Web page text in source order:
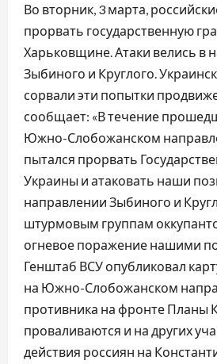
Во вторник, 3 марта,
прорвать государственную
Харьковщине. Атаки велись в
Зыбиного и Круглого.
сорвали эти попытки
сообщает: «В течение
Южно-Слобожанском
пытался прорвать
Украины и атаковать наши
направлении Зыбиного и
штурмовым группам
огневое поражение нашими
Генштаб ВСУ опубликовал
на Южно-Слобожанском
противника на фронте Планы
проваливаются и на других
действия россиян на